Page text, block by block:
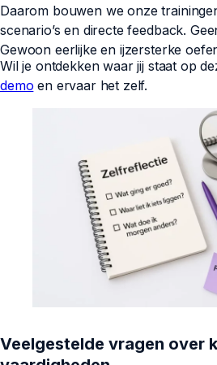
Daarom bouwen we onze
scenario’s en directe feedback.
Gewoon eerlijke en ijzersterke
Wil je ontdekken waar jij staat op
demo en ervaar het zelf.
Veelgestelde vragen over